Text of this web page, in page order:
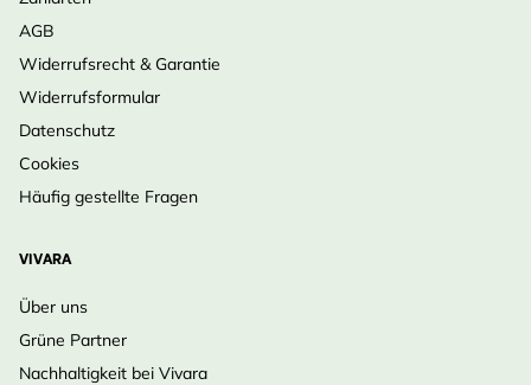
AGB
Widerrufsrecht & Garantie
Widerrufsformular
Datenschutz
Cookies
Häufig gestellte Fragen
VIVARA
Über uns
Grüne Partner
Nachhaltigkeit bei Vivara